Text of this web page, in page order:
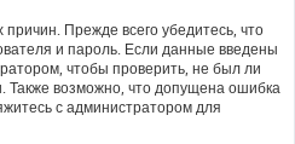
Прежде всего убедитесь, что
и пароль. Если данные введены
чтобы проверить, не был ли
Также возможно, что допущена ошибка
с администратором для